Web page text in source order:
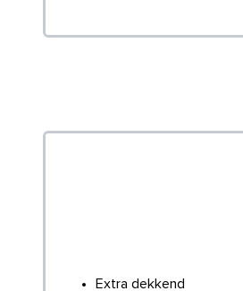
Extra dekkend